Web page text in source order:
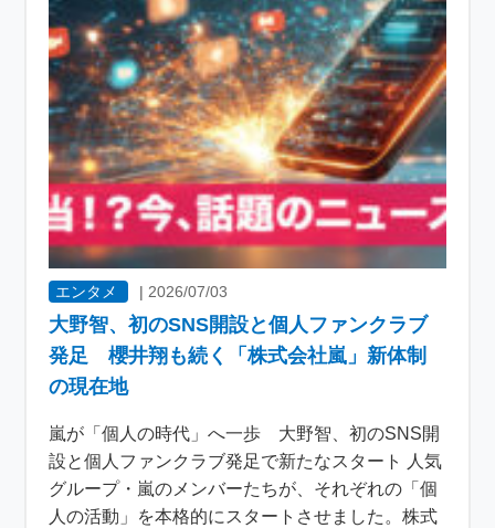
エンタメ | 2026/07/03
大野智、初のSNS開設と個人ファンクラブ
発足 櫻井翔も続く「株式会社嵐」新体制
の現在地
嵐が「個人の時代」へ一歩 大野智、初のSNS開
設と個人ファンクラブ発足で新たなスタート 人気
グループ・嵐のメンバーたちが、それぞれの「個
人の活動」を本格的にスタートさせました。株式